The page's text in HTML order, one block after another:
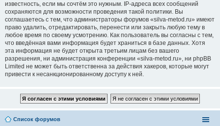
известность, если мы сочтём это нужным. IP-адреса всех сообщений
сохраняются для возможности проведения такой политики. Вы
соглашаетесь с тем, что администраторы форумов «silva-metod.ru» имеют
право удалить, отредактировать, перенести или закрыть любую тему в
любое время по своему усмотрению. Как пользователь вы согласны с тем,
что введённая вами информация будет храниться в базе данных. Хотя
эта информация не будет открыта третьим лицам без вашего
разрешения, ни администрация конференции «silva-metod.ru», ни phpBB
Limited не может быть ответственна за действия хакеров, которые могут
привести к несанкционированному доступу к ней.
Список форумов